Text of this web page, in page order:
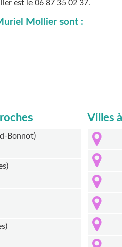
est le 06 87 35 02 37.
Mollier sont :
Bonnot)
Villes